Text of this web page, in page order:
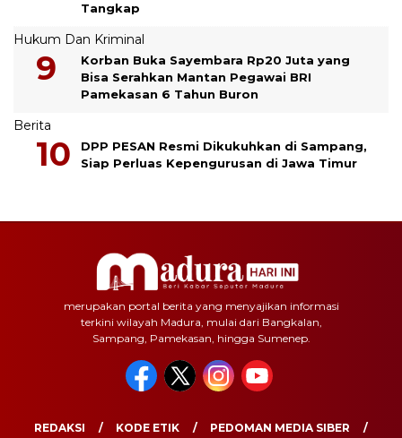
Tangkap
Hukum Dan Kriminal
Korban Buka Sayembara Rp20 Juta yang
Bisa Serahkan Mantan Pegawai BRI
Pamekasan 6 Tahun Buron
Berita
DPP PESAN Resmi Dikukuhkan di Sampang,
Siap Perluas Kepengurusan di Jawa Timur
merupakan portal berita yang menyajikan informasi
terkini wilayah Madura, mulai dari Bangkalan,
Sampang, Pamekasan, hingga Sumenep.
REDAKSI KODE ETIK PEDOMAN MEDIA SIBER